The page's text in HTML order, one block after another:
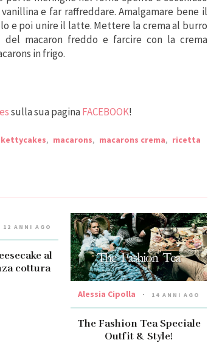
e far raffreddare. Amalgamare bene il
e poi unire il latte. Mettere la crema al burro
macaron freddo e farcire con la crema
in frigo.
sulla sua paginaFACEBOOK!
kettycakes, macarons, macarons crema, ricetta
12 ANNI AGO
al
cottura
Alessia Cipolla 14 ANNI AGO
The Fashion Tea Speciale
Outfit & Style!